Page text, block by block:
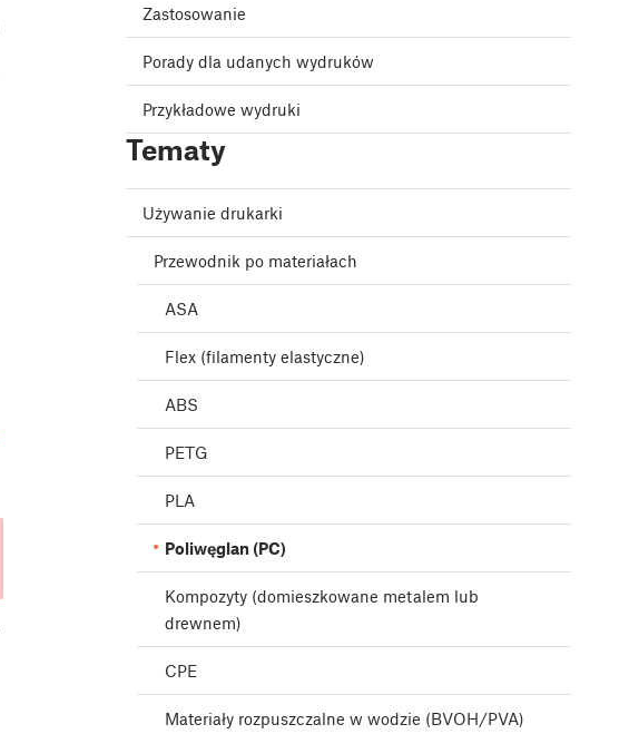
Zastosowanie
Porady dla udanych wydruków
Przykładowe wydruki
Tematy
Używanie drukarki
Przewodnik po materiałach
ASA
Flex (filamenty elastyczne)
ABS
PETG
PLA
Poliwęglan (PC)
Kompozyty (domieszkowane metalem lub
drewnem)
CPE
Materiały rozpuszczalne w wodzie (BVOH/PVA)